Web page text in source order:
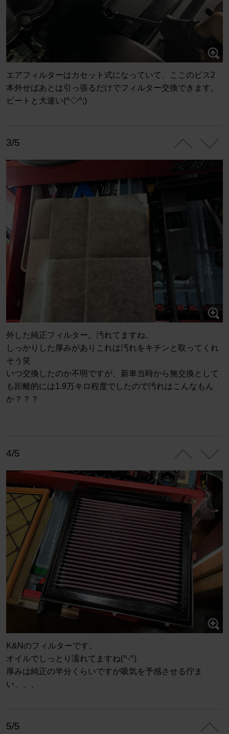
エアフィルターはカセット式になっていて、ここのビス2
本外せばあとは引っ張るだけでフィルター交換できます。
ビートと大違い(^◇^;)
3/5
外した純正フィルター。汚れてますね。
しっかりした厚みがありこれは汚れをキチンと取ってくれ
そう笑
いつ交換したのか不明ですが、新車当時から無交換として
も距離的には1.9万キロ程度でしたので汚れはこんなもん
か？？？
4/5
K&Nのフィルターです。
オイルでしっとり濡れてますね(^-^)
厚みは純正の半分くらいですが吸気を予感させる佇ま
い、、、
5/5